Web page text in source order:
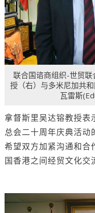
联合国谘商组织-世贸
授（右）与多米尼加共
瓦雷斯
拿督斯里吴达镕教授表
总会二十周年庆典活动
希望双方加紧沟通和合
国香港之间经贸文化交